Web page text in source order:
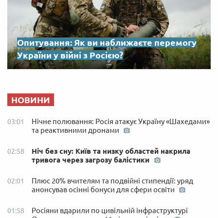
Опитування: Як ви наближаєте перемогу
України у війні з Росією?
НОВИНИ
03:01
Нічне полювання: Росія атакує Україну «Шахедами»
та реактивними дронами
02:58
Ніч без сну: Київ та низку областей накрила
тривога через загрозу балістики
02:01
Плюс 20% вчителям та подвійні стипендії: уряд
анонсував осінні бонуси для сфери освіти
01:58
Росіяни вдарили по цивільній інфраструктурі